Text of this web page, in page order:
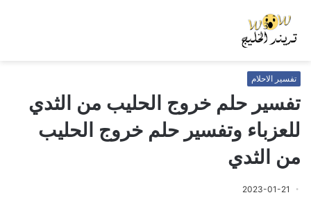
تفسير الاحلام
تفسير حلم خروج الحليب من الثدي
للعزباء وتفسير حلم خروج الحليب
من الثدي
2023-01-21